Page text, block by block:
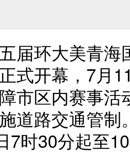
环大美青海
式开幕，7月
市区内赛事
道路交通管制
30分起至10